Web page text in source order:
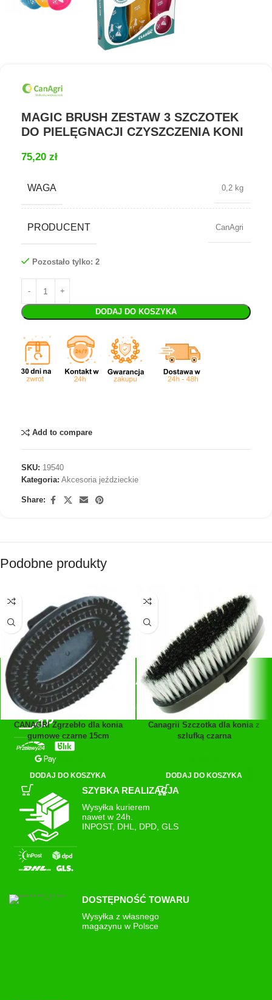
MAGIC BRUSH ZESTAW 3 SZCZOTEK
DO PIELĘGNACJI CZYSZCZENIA KONI
75,20 zł
WAGA 0,2 kg
PRODUCENT CanAgri
Pozostało tylko: 2
DODAJ DO KOSZYKA
Add to compare
SKU: 19540
Kategoria: Akcesoria jeździeckie
Share:
Podobne produkty
CANAGRI Zgrzebło dla konia
gumowe czarne 15cm
23,89
DODAJ DO KOSZYKA
Canagrii Szczotka dla konia z
szlufką czarna
DODAJ DO KOSZYKA
SZYBKIE PŁATNOŚCI
Płatności:
Przelewy24, blik, GPay
SZYBKA REALIZACJA
Wysyłka kurierem
nawet w 24h.
INPOST, DHL, DPD, GLS
DOSTĘPNOŚĆ TOWARU
Wysyłka z własnego
magazynu w Polsce